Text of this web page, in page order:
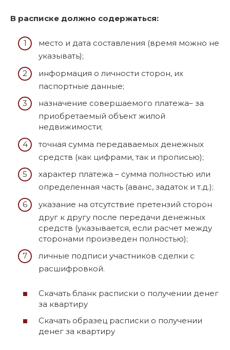
В расписке должно содержаться:
место и дата составления (время можно не
указывать);
информация о личности сторон, их
паспортные данные;
назначение совершаемого платежа– за
приобретаемый объект жилой
недвижимости;
точная сумма передаваемых денежных
средств (как цифрами, так и прописью);
характер платежа – сумма полностью или
определенная часть (аванс, задаток и т.д.);
указание на отсутствие претензий сторон
друг к другу после передачи денежных
средств (указывается, если расчет между
сторонами произведен полностью);
личные подписи участников сделки с
расшифровкой.
Скачать бланк расписки о получении денег
за квартиру
Скачать образец расписки о получении
денег за квартиру